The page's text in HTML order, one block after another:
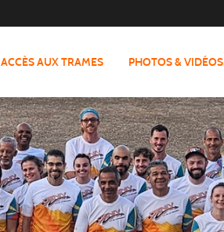
ACCÈS AUX TRAMES PHOTOS & VIDÉOS